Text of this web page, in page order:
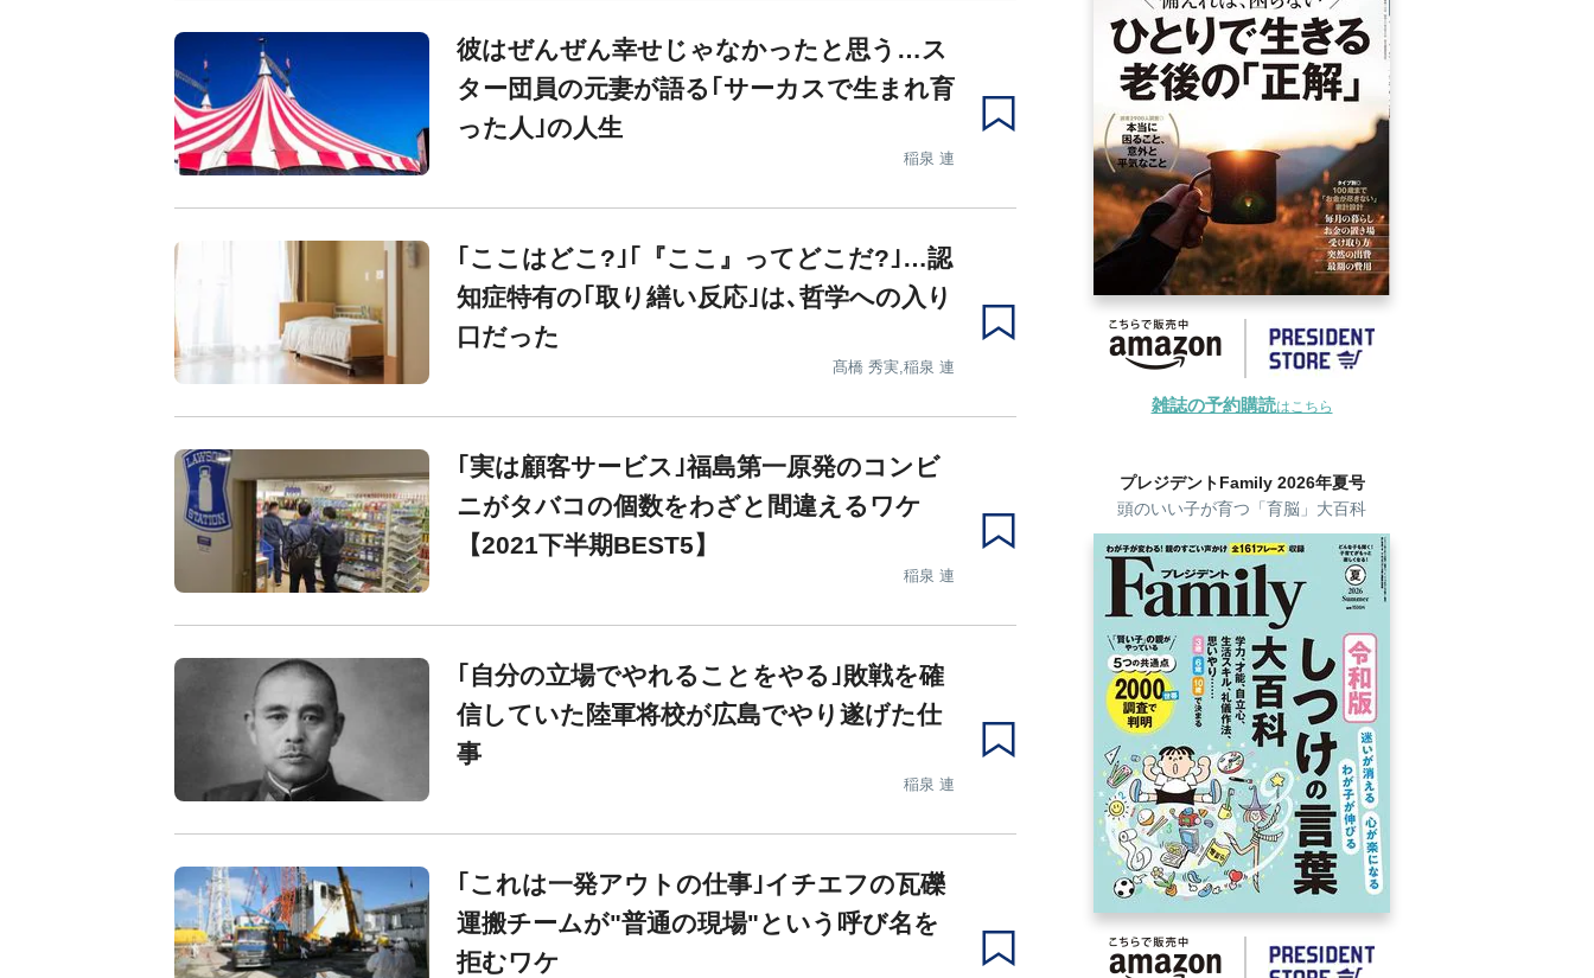
彼はぜんぜん幸せじゃなかったと思う…ス
ター団員の元妻が語る｢サーカスで生まれ育
った人｣の人生
稲泉 連
｢ここはどこ?｣｢『ここ』ってどこだ?｣…認
知症特有の｢取り繕い反応｣は､哲学への入り
口だった
髙橋 秀実,稲泉 連
｢実は顧客サービス｣福島第一原発のコンビ
ニがタバコの個数をわざと間違えるワケ
【2021下半期BEST5】
稲泉 連
｢自分の立場でやれることをやる｣敗戦を確
信していた陸軍将校が広島でやり遂げた仕
事
稲泉 連
｢これは一発アウトの仕事｣イチエフの瓦礫
運搬チームが"普通の現場"という呼び名を
拒むワケ
雑誌の予約購読はこちら
プレジデントFamily 2026年夏号
頭のいい子が育つ「育脳」大百科